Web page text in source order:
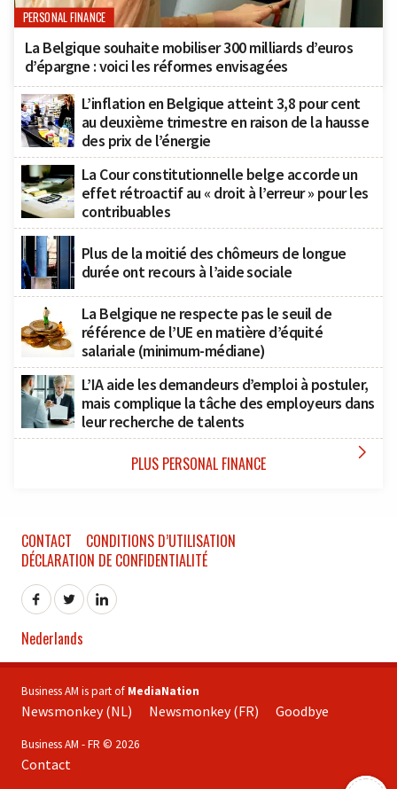
PERSONAL FINANCE
La Belgique souhaite mobiliser 300 milliards d’euros
d’épargne : voici les réformes envisagées
L’inflation en Belgique atteint 3,8 pour cent
au deuxième trimestre en raison de la hausse
des prix de l’énergie
La Cour constitutionnelle belge accorde un
effet rétroactif au « droit à l’erreur » pour les
contribuables
Plus de la moitié des chômeurs de longue
durée ont recours à l’aide sociale
La Belgique ne respecte pas le seuil de
référence de l’UE en matière d’équité
salariale (minimum-médiane)
L’IA aide les demandeurs d’emploi à postuler,
mais complique la tâche des employeurs dans
leur recherche de talents
PLUS PERSONAL FINANCE 
CONTACT
CONDITIONS D’UTILISATION
DÉCLARATION DE CONFIDENTIALITÉ
Nederlands
Business AM is part of MediaNation
Newsmonkey (NL) Newsmonkey (FR) Goodbye
Business AM - FR © 2026
Contact